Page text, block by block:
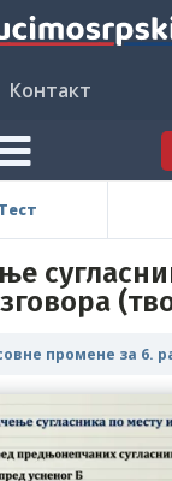
Контакт
промене за 6.